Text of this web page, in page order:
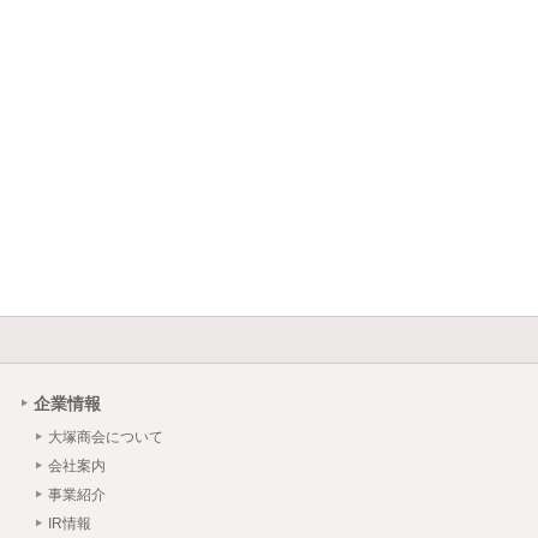
企業情報
大塚商会について
会社案内
事業紹介
IR情報